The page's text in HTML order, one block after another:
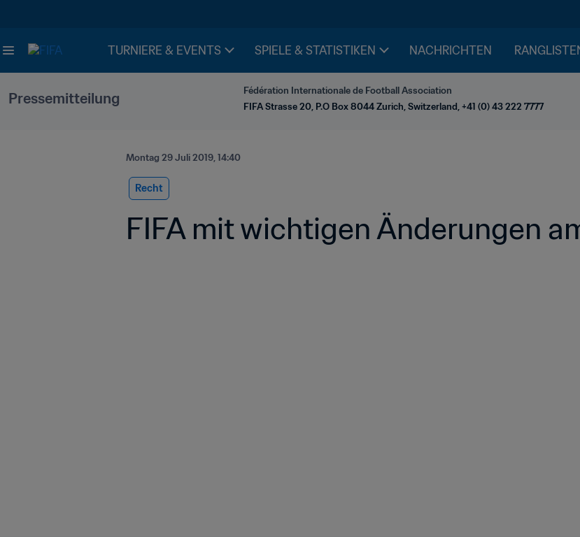
TURNIERE & EVENTS SPIELE & STATISTIKEN NACHRICHTEN
Pressemitteilung
Fédération Internationale de Football Association
FIFA Strasse 20, P.O Box 8044 Zurich, Switzerland, +41 (0) 43 222 7777
Montag 29 Juli 2019, 14:40
Recht
FIFA mit wichtigen Änderungen